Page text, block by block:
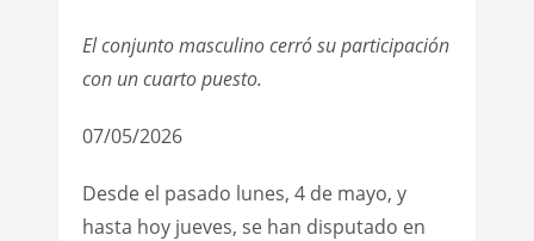
El conjunto masculino cerró su participación
con un cuarto puesto.
07/05/2026
Desde el pasado lunes, 4 de mayo, y
hasta hoy jueves, se han disputado en